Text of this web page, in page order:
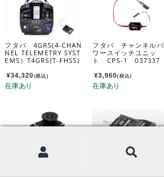
フタバ 4GRS(4-CHAN
NEL TELEMETRY SYST
EMS）T4GRS(T-FHSS)
37146
¥34,320 (税込)
フタバ チャンネルパ
ワースイッチユニッ
ト CPS-1 037337
¥3,960(税込)